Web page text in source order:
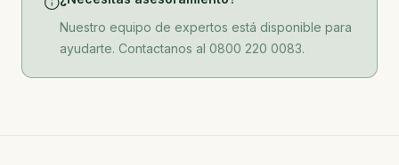
Nuestro equipo de expertos está disponible para
ayudarte. Contactanos al 0800 220 0083.